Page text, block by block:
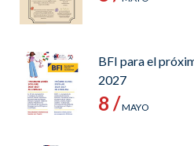
BFI para el
2027
8 /MAYO